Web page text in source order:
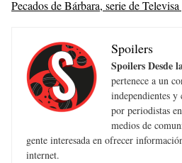
Pecados de Bárbara, serie de
Spoilers
Spoilers Desde
pertenece a un
independientes y
por periodistas
medios de
gente interesada en ofrecer
internet.